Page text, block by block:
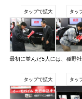
最初に並んだ5人には、種野